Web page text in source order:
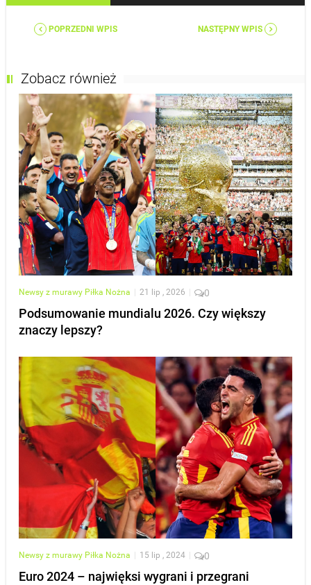
POPRZEDNI WPIS NASTĘPNY WPIS
Zobacz również
Newsy z murawy Piłka Nożna 21 lip , 2026 0
Podsumowanie mundialu 2026. Czy większy
znaczy lepszy?
Newsy z murawy Piłka Nożna 15 lip , 2024 0
Euro 2024 – najwięksi wygrani i przegrani